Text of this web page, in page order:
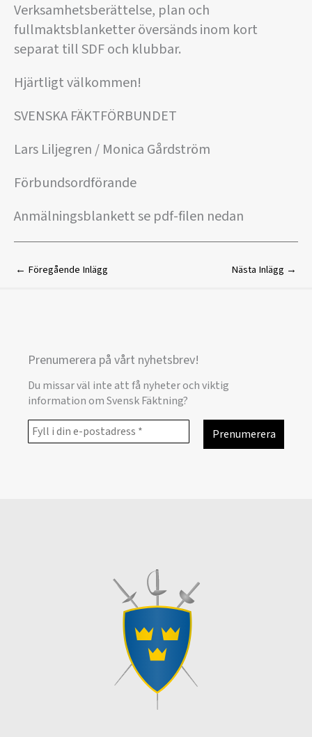
Verksamhetsberättelse, plan och
fullmaktsblanketter översänds inom kort
separat till SDF och klubbar.
Hjärtligt välkommen!
SVENSKA FÄKTFÖRBUNDET
Lars Liljegren / Monica Gårdström
Förbundsordförande
Anmälningsblankett se pdf-filen nedan
← Föregående Inlägg Nästa Inlägg →
Prenumerera på vårt nyhetsbrev!
Du missar väl inte att få nyheter och viktig
information om Svensk Fäktning?